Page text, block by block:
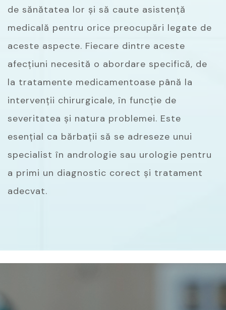
de sănătatea lor și să caute asistență
medicală pentru orice preocupări legate de
aceste aspecte. Fiecare dintre aceste
afecțiuni necesită o abordare specifică, de
la tratamente medicamentoase până la
intervenții chirurgicale, în funcție de
severitatea și natura problemei. Este
esențial ca bărbații să se adreseze unui
specialist în andrologie sau urologie pentru
a primi un diagnostic corect și tratament
adecvat.